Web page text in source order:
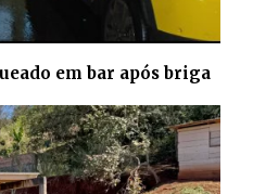
em bar após briga